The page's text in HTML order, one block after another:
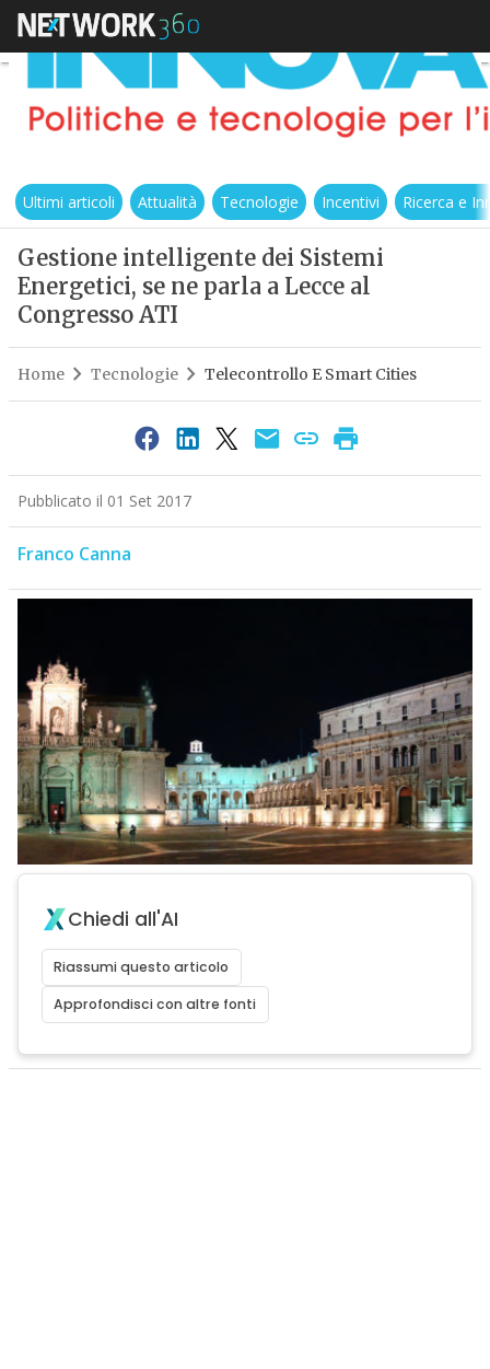
Ultimi articoli Attualità Tecnologie Incentivi Ricerca e
Gestione intelligente dei Sistemi
Energetici, se ne parla a Lecce al
Congresso ATI
Home Tecnologie Telecontrollo E Smart Cities
Pubblicato il 01 Set 2017
Franco Canna
Chiedi all'AI
Riassumi questo articolo
Approfondisci con altre fonti